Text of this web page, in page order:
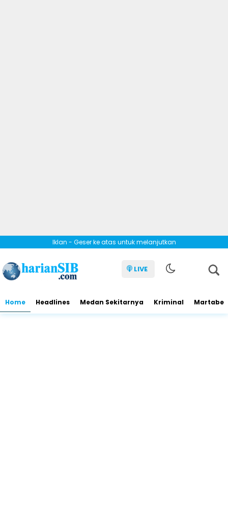
Iklan - Geser ke atas untuk melanjutkan
LIVE
Home Headlines Medan Sekitarnya Kriminal Martabe